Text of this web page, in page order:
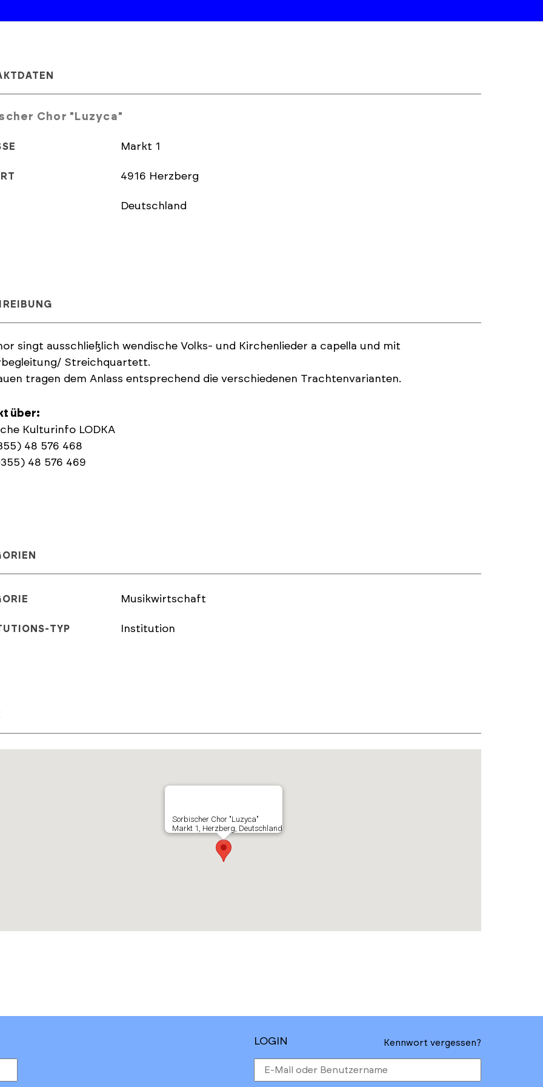
Chor "Luzyca"
Markt 1
4916 Herzberg
Deutschland
singt ausschließlich wendische Volks- und Kirchenlieder a capella und mit
Streichquartett.
tragen dem Anlass entsprechend die verschiedenen Trachtenvarianten.
über:
Kulturinfo LODKA
48 576 468
48 576 469
Musikwirtschaft
TYP Institution
Sorbischer Chor "Luzyca"
Markt 1, Herzberg, Deutschland
LOGIN Kennwort vergessen?